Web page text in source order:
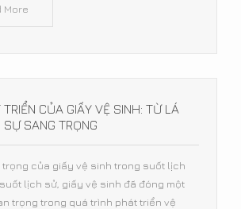
More
TRIỂN CỦA GIẤY VỆ SINH: TỪ LÁ
SANG TRỌNG
trọng của giấy vệ sinh trong suốt lịch
lịch sử, giấy vệ sinh đã đóng một
trọng trong quá trình phát triển vệ